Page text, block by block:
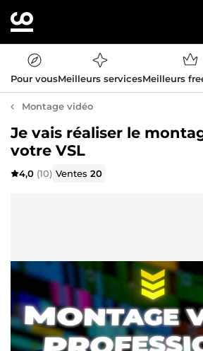
Pour vousMeilleurs servicesMeilleurs
Montage vidéo
Je vais réaliser le
votre VSL
4,0 (10) Ventes20